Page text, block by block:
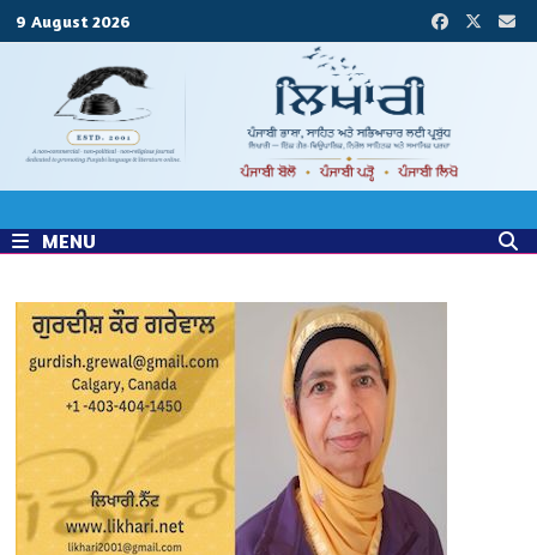
9 August 2026
MENU